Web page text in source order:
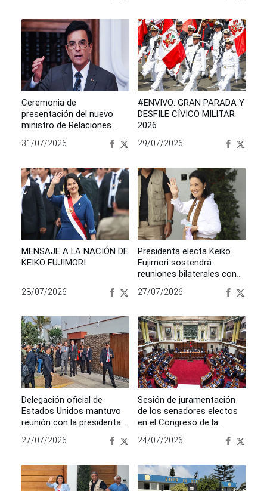
Ceremonia de
presentación del nuevo
ministro de Relaciones
Garcés-Alvear
31/07/2026
#ENVIVO: GRAN PARADA Y
DESFILE CÍVICO MILITAR
2026
29/07/2026
MENSAJE A LA NACIÓN DE
KEIKO FUJIMORI
28/07/2026
Presidenta electa Keiko
Fujimori sostendrá
reuniones bilaterales con
internacionales
27/07/2026
Delegación oficial de
Estados Unidos mantuvo
reunión con la presidenta
27/07/2026
Sesión de juramentación
de los senadores electos
en el Congreso de la
24/07/2026